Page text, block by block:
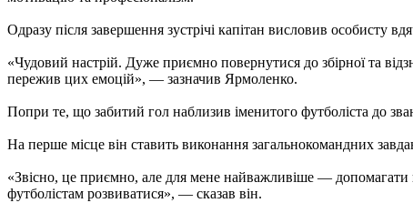
Одразу після завершення зустрічі капітан висловив особисту
«Чудовий настрій. Дуже приємно повернутися до збірної та
пережив цих емоцій», — зазначив Ярмоленко.
Попри те, що забитий гол наблизив іменитого футболіста до
На перше місце він ставить виконання загальнокомандних
«Звісно, це приємно, але для мене найважливіше —
футболістам розвиватися», — сказав він.